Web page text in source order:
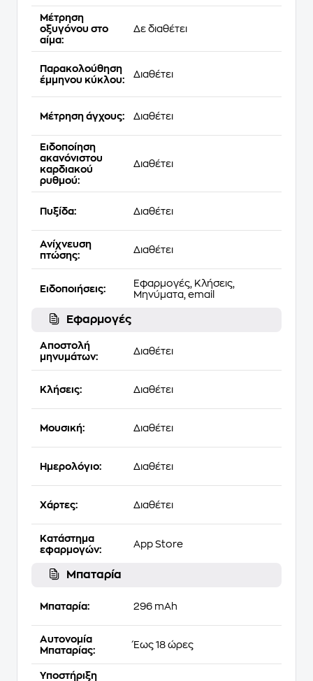
Μέτρηση
οξυγόνου στο
αίμα:
Δε διαθέτει
Παρακολούθηση
έμμηνου κύκλου:
Διαθέτει
Μέτρηση άγχους: Διαθέτει
Ειδοποίηση
ακανόνιστου
καρδιακού
ρυθμού:
Διαθέτει
Πυξίδα: Διαθέτει
Ανίχνευση
πτώσης:
Διαθέτει
Eιδοποιήσεις:
Εφαρμογές, Κλήσεις,
Μηνύματα, email
Εφαρμογές
Αποστολή
μηνυμάτων:
Διαθέτει
Κλήσεις: Διαθέτει
Μουσική: Διαθέτει
Ημερολόγιο: Διαθέτει
Χάρτες: Διαθέτει
Κατάστημα
εφαρμογών:
App Store
Μπαταρία
Μπαταρία: 296 mAh
Αυτονομία
Μπαταρίας:
Έως 18 ώρες
Υποστήριξη